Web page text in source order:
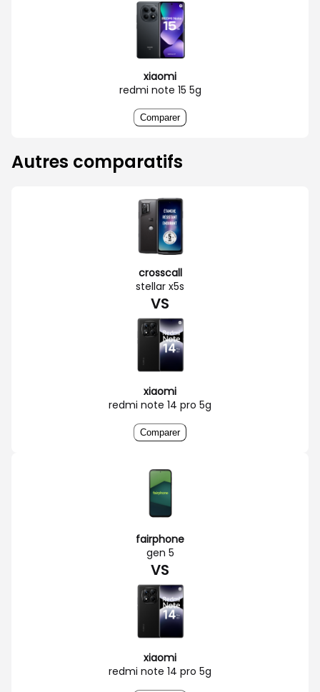
xiaomi
redmi note 15 5g
Comparer
Autres comparatifs
crosscall
stellar x5s
VS
xiaomi
redmi note 14 pro 5g
Comparer
fairphone
gen 5
VS
xiaomi
redmi note 14 pro 5g